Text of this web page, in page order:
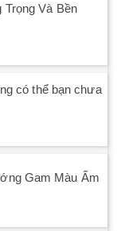
Trọng Và Bền
có thể bạn chưa
Gam Màu Ấm